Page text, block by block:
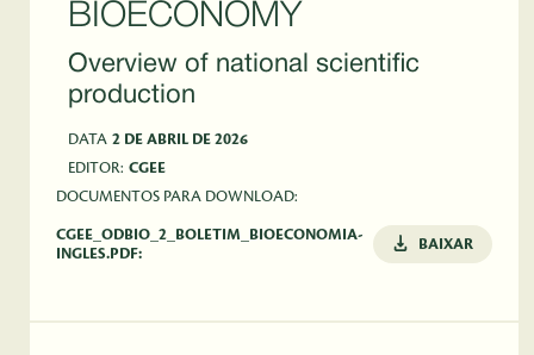
BIOECONOMY
Overview of national scientific
production
DATA 2 DE ABRIL DE 2026
EDITOR: CGEE
DOCUMENTOS PARA DOWNLOAD:
CGEE_ODBIO_2_BOLETIM_BIOECONOMIA-
INGLES.PDF:
BAIXAR